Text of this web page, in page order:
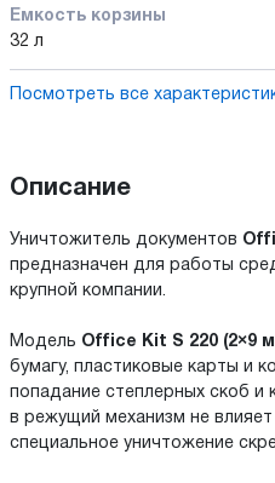
Емкость корзины
32 л
Посмотреть все
Описание
Уничтожитель документов
предназначен для работы
крупной компании.
Модель Office Kit S 220 (2×9
бумагу, пластиковые карты и
попадание степлерных скоб и
в режущий механизм не
специальное уничтожение